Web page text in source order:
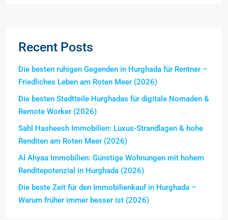
Recent Posts
Die besten ruhigen Gegenden in Hurghada für Rentner –
Friedliches Leben am Roten Meer (2026)
Die besten Stadtteile Hurghadas für digitale Nomaden &
Remote Worker (2026)
Sahl Hasheesh Immobilien: Luxus-Strandlagen & hohe
Renditen am Roten Meer (2026)
Al Ahyaa Immobilien: Günstige Wohnungen mit hohem
Renditepotenzial in Hurghada (2026)
Die beste Zeit für den Immobilienkauf in Hurghada –
Warum früher immer besser ist (2026)